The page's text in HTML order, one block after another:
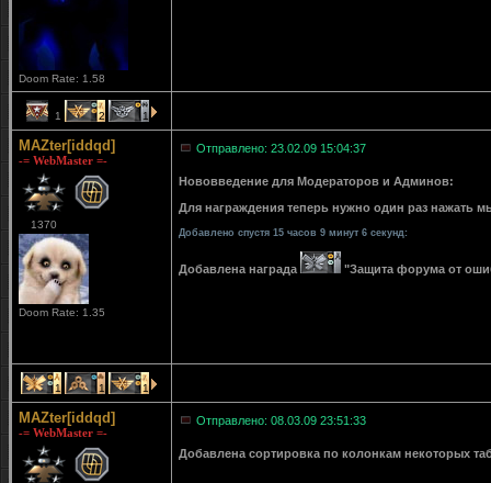
Doom Rate: 1.58
1 2 1
MAZter[iddqd]
-= WebMaster =-
1370
Doom Rate: 1.35
Отправлено: 23.02.09 15:04:37
Нововведение для Модераторов и Админов:
Для награждения теперь нужно один раз нажать
Добавлено спустя 15 часов 9 минут 6 секунд:
Добавлена награда "Защита форума от
1 1 1
MAZter[iddqd]
-= WebMaster =-
Отправлено: 08.03.09 23:51:33
Добавлена сортировка по колонкам некоторых